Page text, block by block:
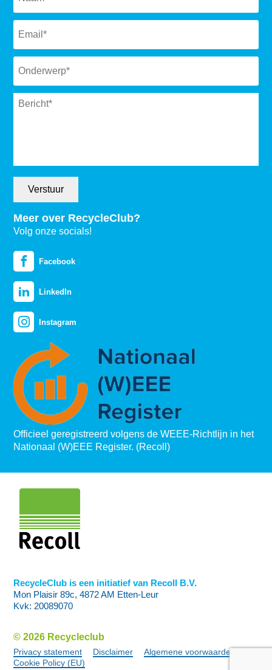
Email *
Subject *
Message *
Verstuur
Meer over RecycleClub?
Volg onze socials!
Facebook
LinkedIn
Instagram
Officieel geregistreerd volgens de WEEE-Richtlijn in het
Nationaal (W)EEE Register. (Recoll)
RecycleClub is een initiatief van Recoll B.V.
Mon Plaisir 89c, 4872 AM Etten-Leur
Kvk: 20089070
© 2026 Recycleclub
Privacy statement Disclaimer
Algemene voorwaarden
Cookie Policy (EU)